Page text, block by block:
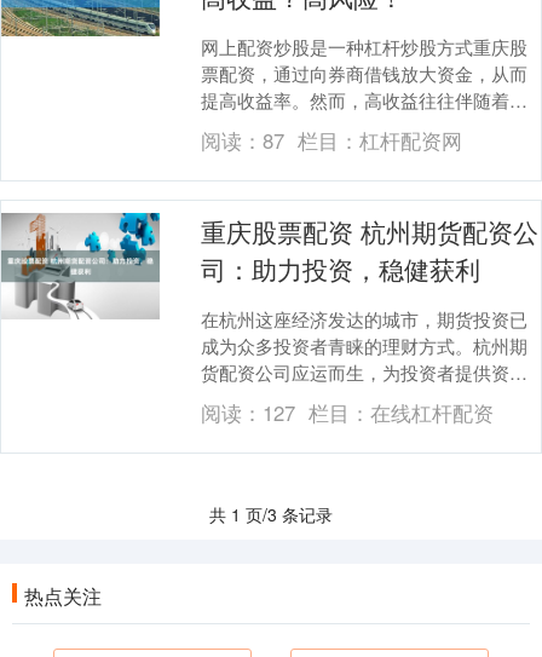
网上配资炒股是一种杠杆炒股方式重庆股
票配资，通过向券商借钱放大资金，从而
提高收益率。然而，高收益往往伴随着高
风险。 随着股票配资行业的快速发展，监
管部门也加大了....
阅读：87 栏目： 杠杆配资网
重庆股票配资 杭州期货配资公
司：助力投资，稳健获利
在杭州这座经济发达的城市，期货投资已
成为众多投资者青睐的理财方式。杭州期
货配资公司应运而生，为投资者提供资金
杠杆重庆股票配资，助力其稳健获利。 拾
必选配资拥有经....
阅读： 127 栏目： 在线杠杆配资
共 1 页/3 条记录
热点关注